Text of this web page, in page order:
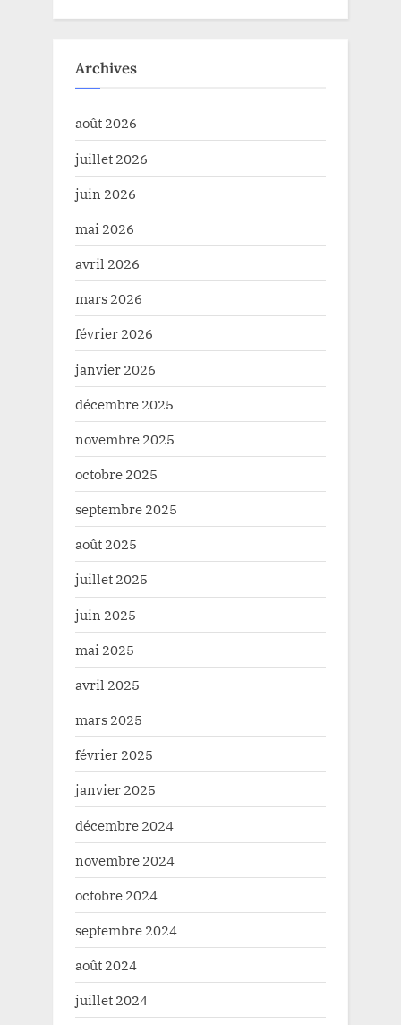
Archives
août 2026
juillet 2026
juin 2026
mai 2026
avril 2026
mars 2026
février 2026
janvier 2026
décembre 2025
novembre 2025
octobre 2025
septembre 2025
août 2025
juillet 2025
juin 2025
mai 2025
avril 2025
mars 2025
février 2025
janvier 2025
décembre 2024
novembre 2024
octobre 2024
septembre 2024
août 2024
juillet 2024